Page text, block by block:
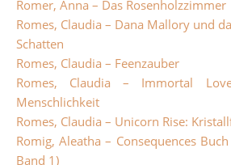
Romer, Anna – Das Rosenholzzimmer
Romes, Claudia – Dana Mallory und
Schatten
Romes, Claudia – Feenzauber
Romes, Claudia – Immortal
Menschlichkeit
Romes, Claudia – Unicorn Rise:
Romig, Aleatha – Consequences
Band 1)